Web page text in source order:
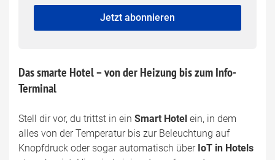
fill
Mailadresse:
Jetzt abonnieren
Das smarte Hotel – von der Heizung bis zum Info-
Terminal
Stell dir vor, du trittst in ein Smart Hotel ein, in dem
alles von der Temperatur bis zur Beleuchtung auf
Knopfdruck oder sogar automatisch über IoT in Hotels